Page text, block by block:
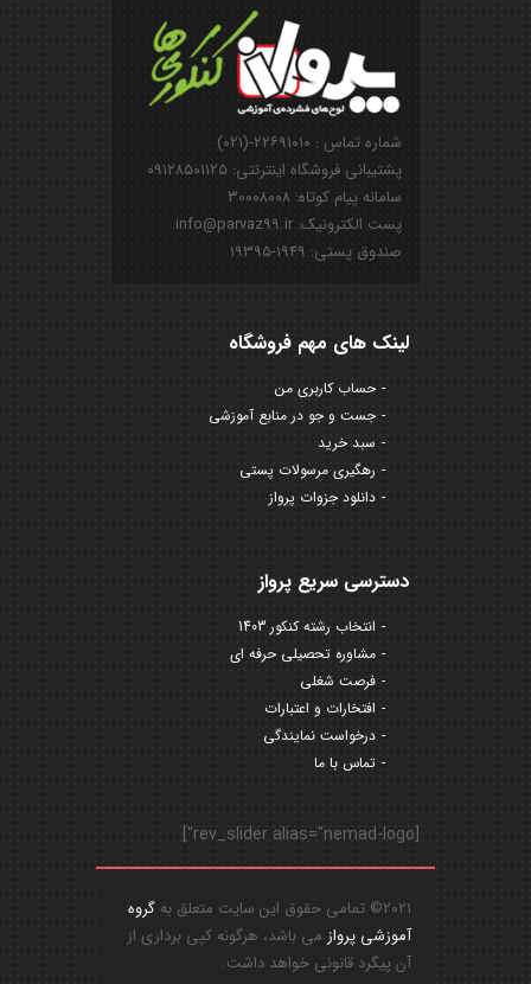
شماره تماس : ۲۲۶۹۱۰۱۰-(۰۲۱)
پشتیبانی فروشگاه اینترنتی: ۰۹۱۲۸۵۰۱۱۲۵
سامانه پیام کوتاه: ۳۰۰۰۸۰۰۸
پست الکترونیک: info@parvaz99.ir
صندوق پستی: ۱۹۴۹-۱۹۳۹۵
لینک های مهم فروشگاه
حساب کاربری من
جست و جو در منابع آموزشی
سبد خرید
رهگیری مرسولات پستی
دانلود جزوات پرواز
دسترسی سریع پرواز
انتخاب رشته کنکور 1403
مشاوره تحصیلی حرفه ای
فرصت شغلی
افتخارات و اعتبارات
درخواست نمایندگی
تماس با ما
[rev_slider alias="nemad-logo"]
2021© تمامی حقوق این سایت متعلق به
گروه
آموزشی پرواز می باشد، هرگونه کپی برداری از
آن پیگرد قانونی خواهد داشت.